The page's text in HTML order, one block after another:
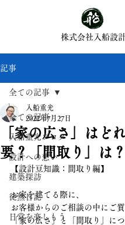
株式会社入船設
記事
全ての記事
入船重光ブログ
設計への想い
建築探訪
徒然日記
日常を楽しもう
全ての記事
「家の広さ」はど
要？「間取り」は？
入船重光
2022年7月27日
【設計豆知識：間取り編】
お家を建てる際に、
お客様からのご相談の中にご
「家の広さ」と「間取り」につ